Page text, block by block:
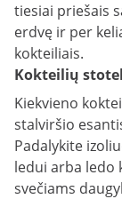
tiesiai priešais
erdvę ir per
kokteiliais.
Kokteilių
Kiekvieno
stalviršio
Padalykite
ledui arba ledo
svečiams